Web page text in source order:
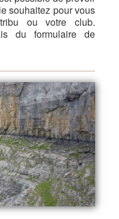
souhaitez pour vous
ou votre club.
du formulaire de